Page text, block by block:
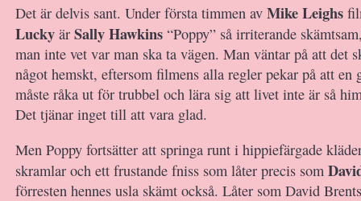
Det är delvis sant. Under första timmen av Mike Leighs
Lucky är Sally Hawkins “Poppy” så irriterande
man inte vet var man ska ta vägen. Man väntar på att det
något hemskt, eftersom filmens alla regler pekar på att en
måste råka ut för trubbel och lära sig att livet inte är så
Det tjänar inget till att vara glad.
Men Poppy fortsätter att springa runt i hippiefärgade
skramlar och ett frustande fniss som låter precis som
förresten hennes usla skämt också. Låter som David